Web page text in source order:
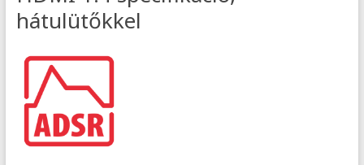
hátulütőkkel